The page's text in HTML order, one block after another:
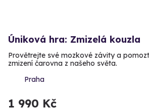
Úniková hra: Zmizelá kouzla
Provětrejte své mozkové závity a
zmizení čarovna z našeho světa.
Praha
1 990 Kč